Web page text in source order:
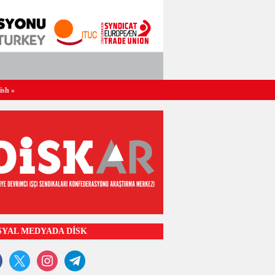
»
MEDYADA DİSK
x instagramtelegram